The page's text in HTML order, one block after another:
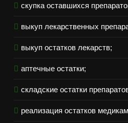
скупка оставшихся
выкуп лекарственных
выкуп остатков лекарств;
аптечные остатки;
складские остатки
реализация остатков